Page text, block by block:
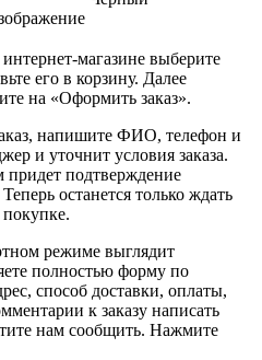
магазине выберите
его в корзину. Далее
на «Оформить заказ».
напишите ФИО, телефон и
и уточнит условия заказа.
придет подтверждение
останется только ждать
покупке.
режиме выглядит
полностью форму по
способ доставки, оплаты,
к заказу написать
нам сообщить. Нажмите